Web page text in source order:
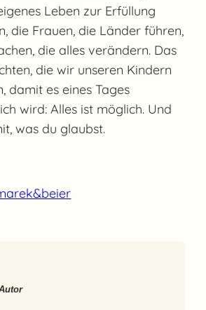
Leben zur Erfüllung
die Frauen, die Länder führen,
die alles verändern. Das
die wir unseren Kindern
damit es eines Tages
wird: Alles ist möglich. Und
was du glaubst.